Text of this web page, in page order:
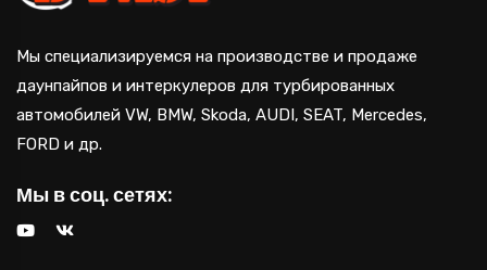
Мы специализируемся на производстве и продаже
даунпайпов и интеркулеров для турбированных
автомобилей VW, BMW, Skoda, AUDI, SEAT, Mercedes,
FORD и др.
Мы в соц. сетях: